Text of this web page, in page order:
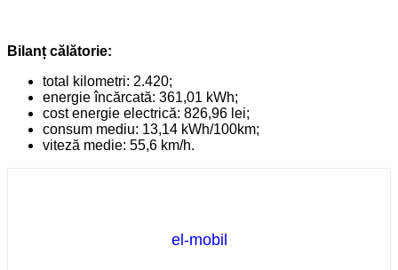
Bilanț călătorie:
total kilometri: 2.420;
energie încărcată: 361,01 kWh;
cost energie electrică: 826,96 lei;
consum mediu: 13,14 kWh/100km;
viteză medie: 55,6 km/h.
el-mobil